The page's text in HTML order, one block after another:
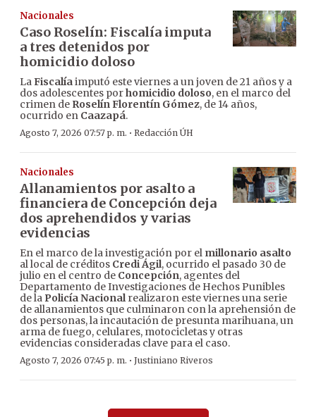
Nacionales
Caso Roselín: Fiscalía imputa
a tres detenidos por
homicidio doloso
LaFiscalíaimputó este viernes a un joven de 21 años y a
dos adolescentes porhomicidio doloso, en el marco del
crimen de Roselín Florentín Gómez, de 14 años,
ocurrido en Caazapá.
Agosto 7, 2026 07:57 p. m. · Redacción ÚH
Nacionales
Allanamientos por asalto a
financiera de Concepción deja
dos aprehendidos y varias
evidencias
En el marco de la investigación por el millonario asalto
al local de créditos Credi Ágil, ocurrido el pasado 30 de
julio en el centro de Concepción, agentes del
Departamento de Investigaciones de Hechos Punibles
de la Policía Nacionalrealizaron este viernes una serie
de allanamientos que culminaron con la aprehensión de
dos personas, la incautación de presunta marihuana, un
arma de fuego, celulares, motocicletas y otras
evidencias consideradas clave para el caso.
Agosto 7, 2026 07:45 p. m. · Justiniano Riveros